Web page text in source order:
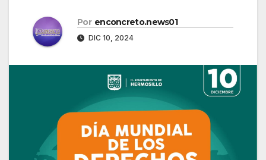
Por enconcreto.news01
DIC 10, 2024